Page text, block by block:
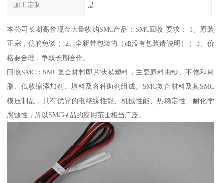
加工定制 是
本公司长期高价现金大量收购SMC产品：SMC回收 要求： 1、原装
正宗，仿的免谈； 2、全新带包装的（如没有包装请说明）； 3、价
格要合理，争取长期合作。
回收SMC：SMC复合材料即片状模塑料，主要原料由纱、不饱和树
脂、低收缩添加剂、填料及各种助剂组成。SMC复合材料及其SMC
模压制品，具有优异的电绝缘性能、机械性能、热稳定性、耐化学
腐蚀性，所以SMC制品的应用范围相当广泛。